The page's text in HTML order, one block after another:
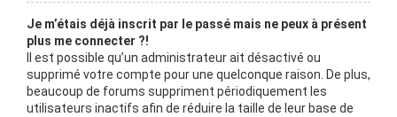
Je m’étais déjà inscrit par le passé mais ne peux à présent
plus me connecter ?!
Il est possible qu’un administrateur ait désactivé ou
supprimé votre compte pour une quelconque raison. De plus,
beaucoup de forums suppriment périodiquement les
utilisateurs inactifs afin de réduire la taille de leur base de